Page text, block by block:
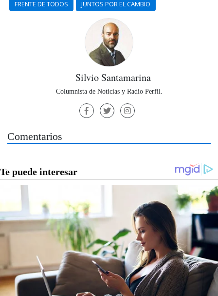
FRENTE DE TODOS
JUNTOS POR EL CAMBIO
Silvio Santamarina
Columnista de Noticias y Radio Perfil.
Comentarios